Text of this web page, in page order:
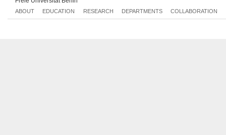
ABOUT EDUCATION RESEARCH DEPARTMENTS COLLABORATION